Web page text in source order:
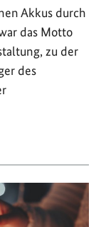
Akkus durch
das Motto
zu der
des